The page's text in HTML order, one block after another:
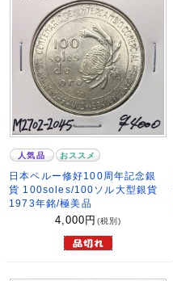
人気品 おススメ
日本ペルー修好100周年記念銀
貨 100soles/100ソル大型銀貨
1973年銘/極美品
4,000 円 (税別)